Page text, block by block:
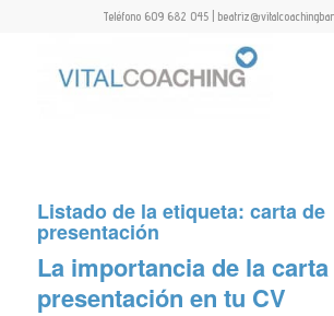
Teléfono 609 682 045 |
Listado de la etiqueta: carta de
presentación
La importancia de la carta
presentación en tu CV